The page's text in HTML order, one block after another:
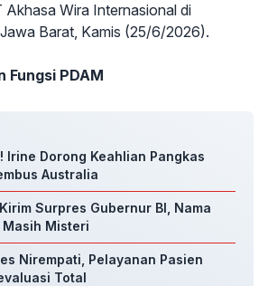
Akhasa Wira Internasional di
Barat, Kamis (25/6/2026).
Fungsi PDAM
Irine Dorong Keahlian Pangkas
Australia
Surpres Gubernur BI, Nama
Misteri
Nirempati, Pelayanan Pasien
Total